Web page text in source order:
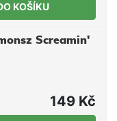
KOŠÍKU
Screamin'
149 Kč